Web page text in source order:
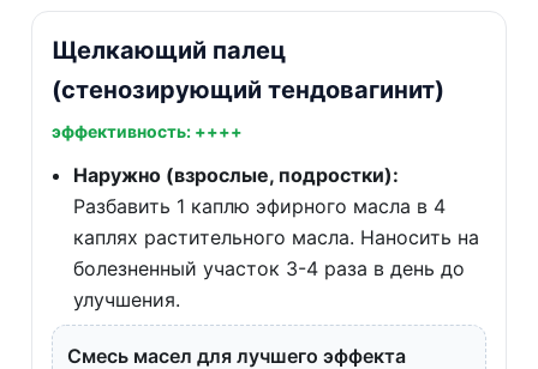
Щелкающий палец
(стенозирующий тендовагинит)
эффективность: ++++
Наружно (взрослые, подростки):
Разбавить 1 каплю эфирного масла в 4
каплях растительного масла. Наносить на
болезненный участок 3-4 раза в день до
улучшения.
Смесь масел для лучшего эффекта